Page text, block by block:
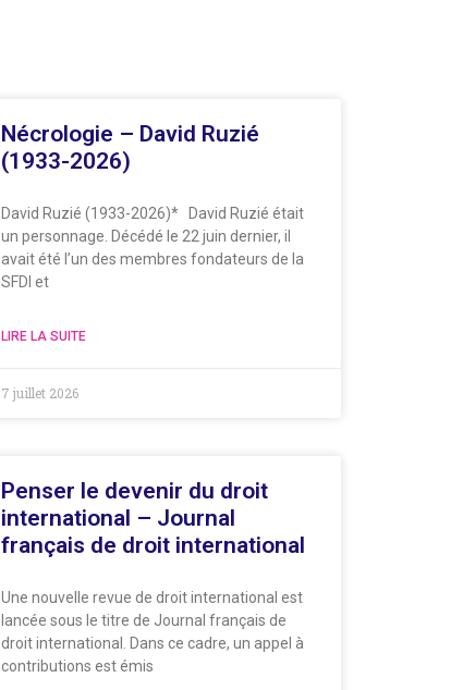
Nécrologie – David Ruzié
(1933-2026)
David Ruzié (1933-2026)* David Ruzié était
un personnage. Décédé le 22 juin dernier, il
avait été l’un des membres fondateurs de la
SFDI et
LIRE LA SUITE
7 juillet 2026
Penser le devenir du droit
international – Journal
français de droit international
Une nouvelle revue de droit international est
lancée sous le titre de Journal français de
droit international. Dans ce cadre, un appel à
contributions est émis